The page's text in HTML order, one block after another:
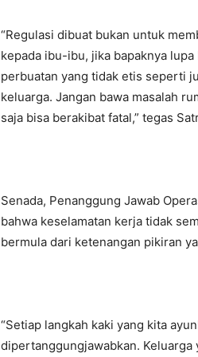
“Regulasi dibuat bukan untuk
kepada ibu-ibu, jika bapaknya
perbuatan yang tidak etis seperti
keluarga. Jangan bawa masalah
saja bisa berakibat fatal,” tegas
Senada, Penanggung Jawab
bahwa keselamatan kerja tidak
bermula dari ketenangan pikiran
“Setiap langkah kaki yang kita
dipertanggungjawabkan.